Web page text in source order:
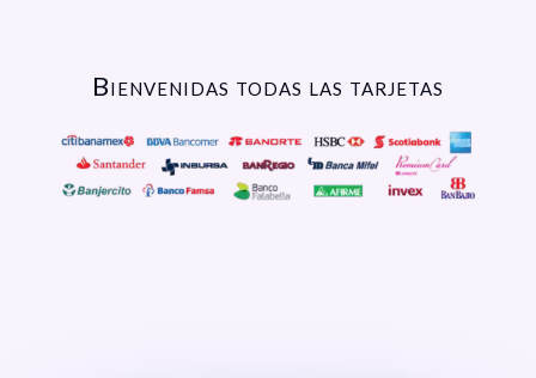
Bienvenidas todas las tarjetas